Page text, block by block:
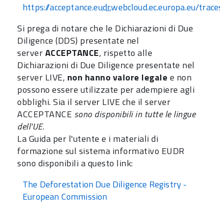
https://acceptance.eudr.webcloud.ec.europa.eu/
Si prega di notare che le Dichiarazioni di Due
Diligence (DDS) presentate nel
serverACCEPTANCE, rispetto alle
Dichiarazioni di Due Diligence presentate nel
server LIVE, non hanno valore legale e non
possono essere utilizzate per adempiere agli
obblighi. Sia il server LIVE che il server
ACCEPTANCE sono disponibili in tutte le lingue
dell'UE.
La Guida per l'utente e i materiali di
formazione sul sistema informativo EUDR
sono disponibili a questo link:
The Deforestation Due Diligence Registry -
European Commission